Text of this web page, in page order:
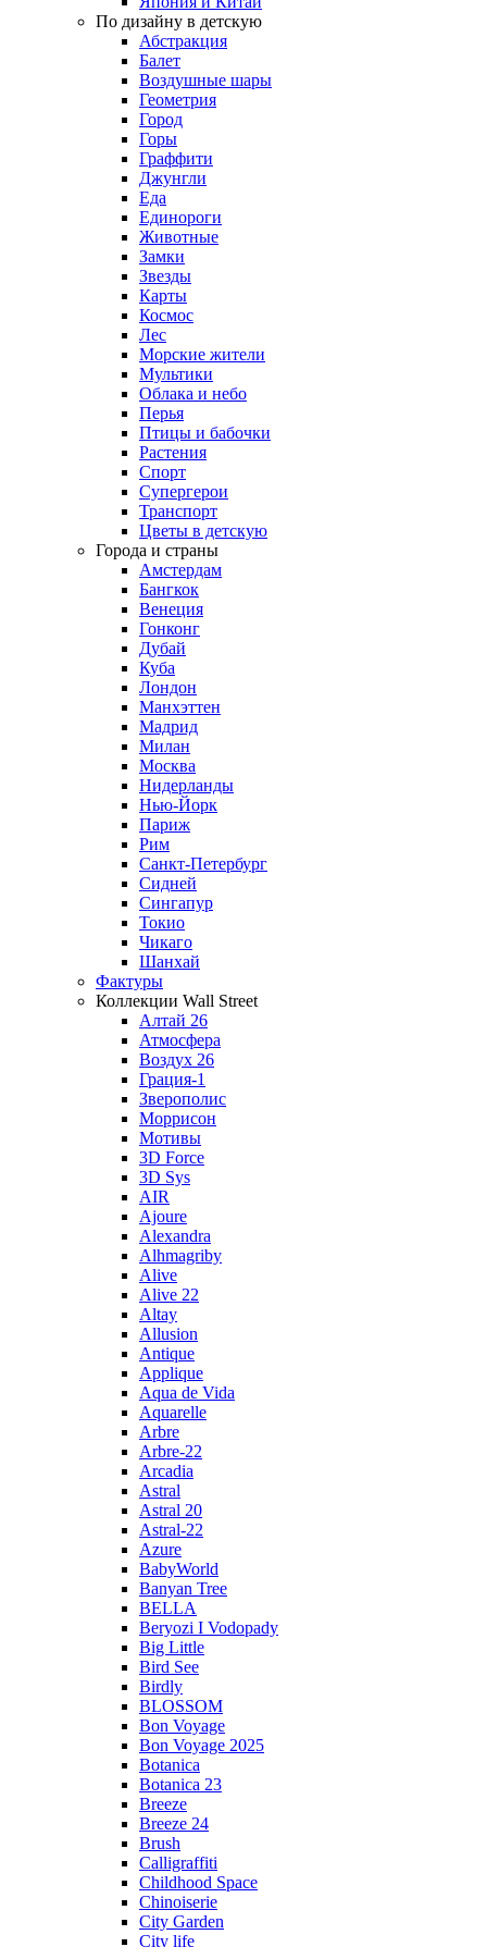
По дизайну в детскую
Абстракция
Балет
Воздушные шары
Геометрия
Город
Горы
Граффити
Джунгли
Еда
Единороги
Животные
Замки
Звезды
Карты
Космос
Лес
Морские жители
Мультики
Облака и небо
Перья
Птицы и бабочки
Растения
Спорт
Супергерои
Транспорт
Цветы в детскую
Города и страны
Амстердам
Бангкок
Венеция
Гонконг
Дубай
Куба
Лондон
Манхэттен
Мадрид
Милан
Москва
Нидерланды
Нью-Йорк
Париж
Рим
Санкт-Петербург
Сидней
Сингапур
Токио
Чикаго
Шанхай
Фактуры
Коллекции Wall Street
Алтай 26
Атмосфера
Воздух 26
Грация-1
Зверополис
Моррисон
Мотивы
3D Force
3D Sys
AIR
Ajoure
Alexandra
Alhmagriby
Alive
Alive 22
Altay
Allusion
Antique
Applique
Aqua de Vida
Aquarelle
Arbre
Arbre-22
Arcadia
Astral
Astral 20
Astral-22
Azure
BabyWorld
Banyan Tree
BELLA
Beryozi I Vodopady
Big Little
Bird See
Birdly
BLOSSOM
Bon Voyage
Bon Voyage 2025
Botanica
Botanica 23
Breeze
Breeze 24
Brush
Calligraffiti
Childhood Space
Chinoiserie
City Garden
City life